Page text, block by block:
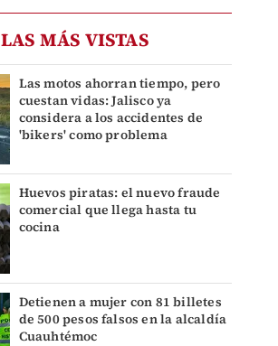
LAS MÁS VISTAS
Las motos ahorran tiempo, pero
cuestan vidas: Jalisco ya
considera a los accidentes de
'bikers' como problema
Huevos piratas: el nuevo fraude
comercial que llega hasta tu
cocina
Detienen a mujer con 81 billetes
de 500 pesos falsos en la alcaldía
Cuauhtémoc